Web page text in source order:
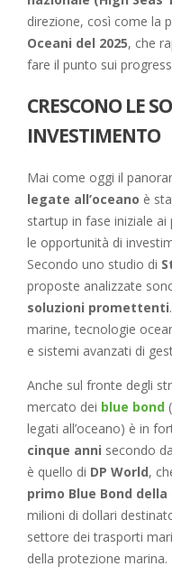
direzione, così come la
Oceani del 2025, che
fare il punto sui
CRESCONO LE
INVESTIMENTO
Mai come oggi il
legate all’oceano è
startup in fase iniziale
le opportunità di
Secondo uno studio di
proposte analizzate
soluzioni promettenti
marine, tecnologie
e sistemi avanzati di
Anche sul fronte degli
mercato dei blue bond
legati all’oceano) è in
cinque anni secondo
è quello di DP World,
primo Blue Bond della
milioni di dollari
settore dei trasporti
della protezione marina.